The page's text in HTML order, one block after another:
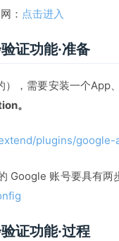
： 点击进入
证功能·准备
，需要安装一个App
。
plugins/google-
Google 账号要具有两
证功能·过程